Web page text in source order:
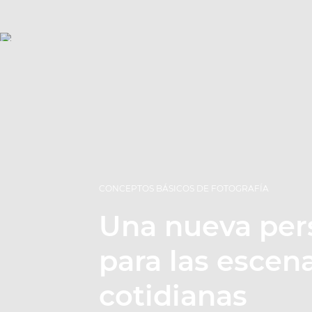
CONCEPTOS BÁSICOS DE FOTOGRAFÍA
Una nueva
para las
cotidianas